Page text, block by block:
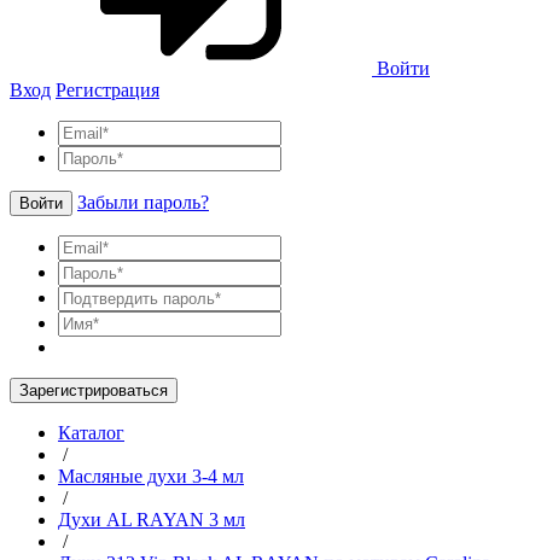
Войти
Вход Регистрация
Войти Забыли пароль?
Зарегистрироваться
Каталог
/
Масляные духи 3-4 мл
/
Духи AL RAYAN 3 мл
/